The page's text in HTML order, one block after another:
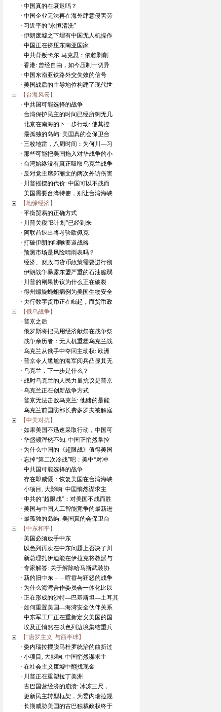
· 中国真的在衰退吗？
· 中国企业无法再在海外肆意侵害劳
· 习近平的“永恒清洗”
· 伊朗废墟之下埋有中国无人机操作
· 中国正在挤压东南亚国家
· 中共背叛卡尔·马克思：依赖剥削
· 香港: 曾经自由，如今压制一切异
· 中国东南亚铁路外交失效的信号
· 美国战后的主导地位构建了现代世
【台海风云】
· 中共国可能选择的战争
· 台湾保护民主的时间已经所剩无几
· 北京在南海的下一步行动: 使其控
· 最孤独的岛屿: 美国真的会保卫台
· 三枚地雷，八周时间：为何川—习
· 那些可能把美国拖入对华战争的小
· 台湾始终没有真正吸取乌克兰战争
· 反对党主席郑丽文的两次外访伤害
· 川普摇摆的代价: 中国可以不战而
· 美国需要台湾特使，别让台湾海峡
【地缘经济】
· 平衡贸易的正确方式
· 川普关税“B计划”已经到来
· 阿联酋退出将考验欧佩克
· 打破伊朗的咽喉要道战略
· 预测市场是风险晴雨表吗？
· 经济、财政与货币政策需要进行彻
· 伊朗战争暴露东盟严重的石油脆弱
· 川普的刚果协议为什么正在破裂
· 得州螺旋蝇蛆病例为美国生物安全
· 央行数字货币正在崛起，而货币政
【俄乌战争】
· 普京之后
· 俄罗斯将把民用经济献祭在战争祭
· 战争亲历者：无人机重塑乌克兰战
· 乌克兰从俄手中夺回主动权: 欧洲
· 普京令人尴尬的海军阅兵凸显其无
· 乌克兰，下一步是什么？
· 战时乌克兰的人民力量抗议是普京
· 乌克兰正在创新战争方式
· 普京无法击败乌克兰: 他赌的是能
· 乌克兰前国防部长费多罗夫被解雇
【中美对抗】
· 如果美国不迅速采取行动，中国可
· 华盛顿浑然不知: 中国正悄然掌控
· 为什么中国的《超限战》值得美国
· 忘掉“第二次冷战”吧：美中“对冲
· 中共国可能选择的战争
· 存在即威慑：恢复美国在台湾海峡
· 小项目, 大影响: 中国悄然谋求主
· 中共的“超限战”：对美国不战而胜
· 美国与中国人工智能竞争的最新进
· 最孤独的岛屿: 美国真的会保卫台
【中东和平】
· 美国必须放手中东
· 以色列再次在中东问题上否决了川
· 新总理扎伊迪能在伊拉克将教派与
· 专家解答: 关于解除哈马斯武装协
· 新的旧中东－－喧嚣与狂怒的战争
· 为什么海湾合作委员会一体化比以
· 正在形成的沙特—巴基斯坦—土耳其
· 如何重置美国—海湾安全伙伴关系
· 中东军工厂正在重新定义美国的国
· 埃及正悄然在以色列边境集结重兵
【“唐罗主义"与西半球】
· 委内瑞拉摆脱马杜罗统治的曲折过
· 小项目, 大影响: 中国悄然谋求主
· 在社会主义废墟中翻找现金
· 川普正在重塑拉丁美洲
· 古巴国营经济的崩溃: 冰冻三尺，
· 更新民主转型框架，为委内瑞拉规
· 长期威胁美国的古巴独裁政权终于